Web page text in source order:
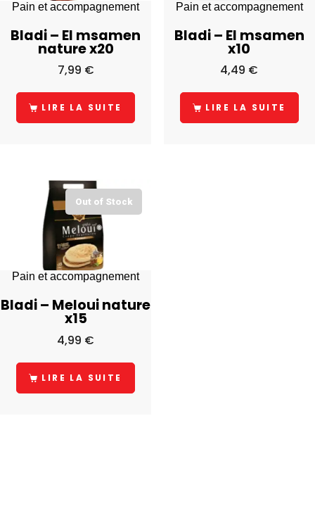
Pain et accompagnement
Bladi – El msamen
nature x20
7,99 €
LIRE LA SUITE
Pain et accompagnement
Bladi – El msamen
x10
4,49 €
LIRE LA SUITE
Out of Stock
Pain et accompagnement
Bladi – Meloui nature
x15
4,99 €
LIRE LA SUITE